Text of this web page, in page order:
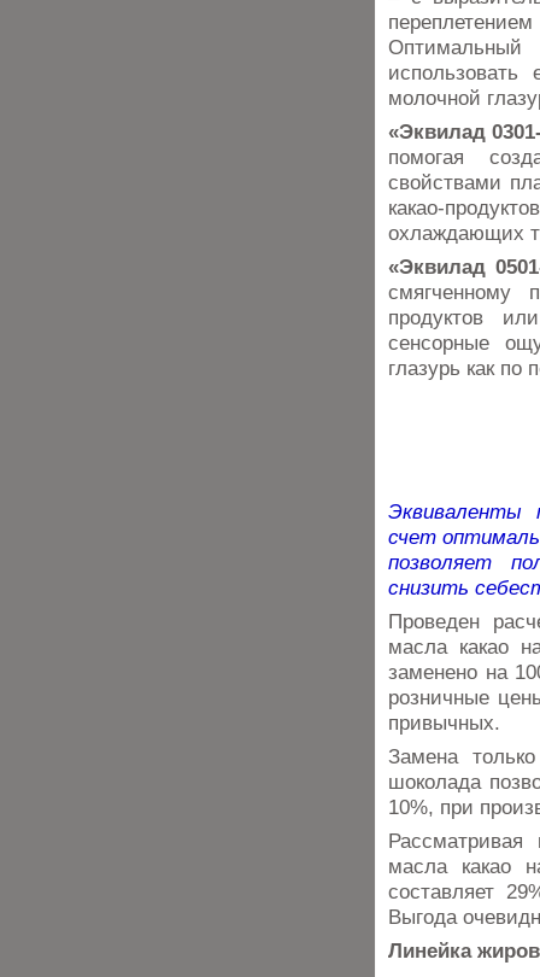
Оптимальный
молочной
«Эквилад
помогая
свойствами
какао-
охлаждающих
«Эквилад
смягченному
продуктов
сенсорные
глазурь как по
Эквиваленты
счет
позволяет
снизить
Проведен
масла какао
заменено на
розничные
привычных.
Замена
шоколада
10%, при
масла какао
составляет
Выгода
Линейка